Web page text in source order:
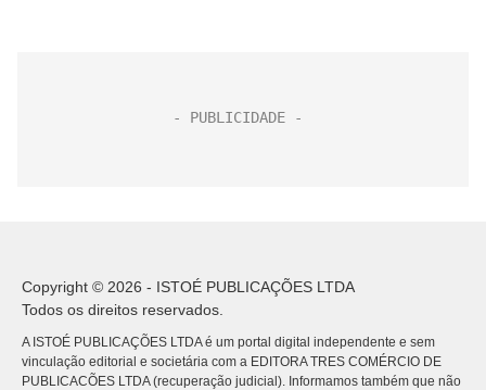
Copyright © 2026 - ISTOÉ PUBLICAÇÕES LTDA
Todos os direitos reservados.
A ISTOÉ PUBLICAÇÕES LTDA é um portal digital independente e sem
vinculação editorial e societária com a EDITORA TRES COMÉRCIO DE
PUBLICACÕES LTDA (recuperação judicial). Informamos também que não